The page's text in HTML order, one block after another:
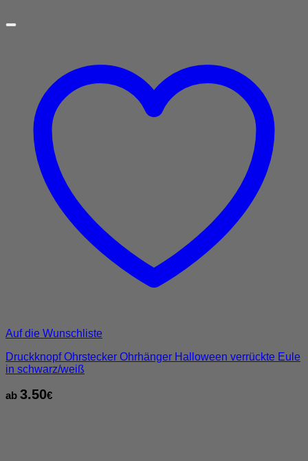
Auf die Wunschliste
Druckknopf Ohrstecker Ohrhänger Halloween verrückte Eule
in schwarz/weiß
ab 3.50€